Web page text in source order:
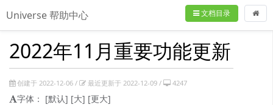
Universe 帮助中心 文档目录
2022年11月重要功能更新
创建于 2022-12-06 / 最近更新于 2022-12-09 / 4247
字体： [默认] [大] [更大]